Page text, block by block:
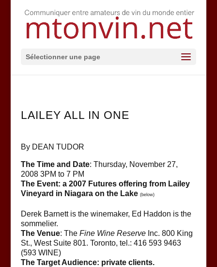
Sélectionner une page
LAILEY ALL IN ONE
By DEAN TUDOR
The Time and Date: Thursday, November 27,
2008 3PM to 7 PM
The Event: a 2007 Futures offering from Lailey
Vineyard in Niagara on the Lake (below)
Derek Barnett is the winemaker, Ed Haddon is the
sommelier.
The Venue: The Fine Wine ReserveInc. 800 King
St., West Suite 801. Toronto, tel.: 416 593 9463
(593 WINE)
The Target Audience: private clients.